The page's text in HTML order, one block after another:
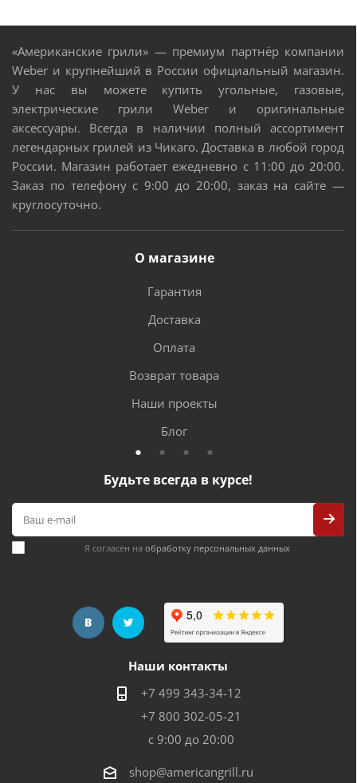
«Американские грили» — премиум партнёр компании
Weber и крупнейший в России официальный магазин.
У нас вы можете купить угольные, газовые,
электрические грили Weber и оригинальные
аксессуары. Всегда в наличии полный ассортимент
легендарных грилей из Чикаго. Доставка в любой город
России. Магазин работает ежедневно с 11:00 до 20:00.
Заказ по телефону с 9:00 до 20:00, заказ на сайте —
круглосуточно.
О магазине
Гарантия
Доставка
Оплата
Возврат товара
Наши проекты
Блог
Будьте всегда в курсе!
Я согласен на обработку персональных данных
Наши контакты
+7 499 343-34-12
+7 800 302-05-21
с 9:00 до 20:00
shop@americangrill.ru